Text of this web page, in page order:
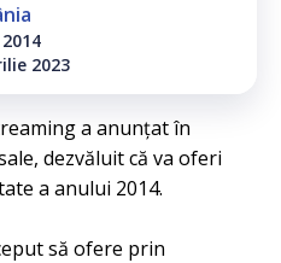
2023
a anunțat în
dezvăluit că va oferi
a anului 2014.
să ofere prin